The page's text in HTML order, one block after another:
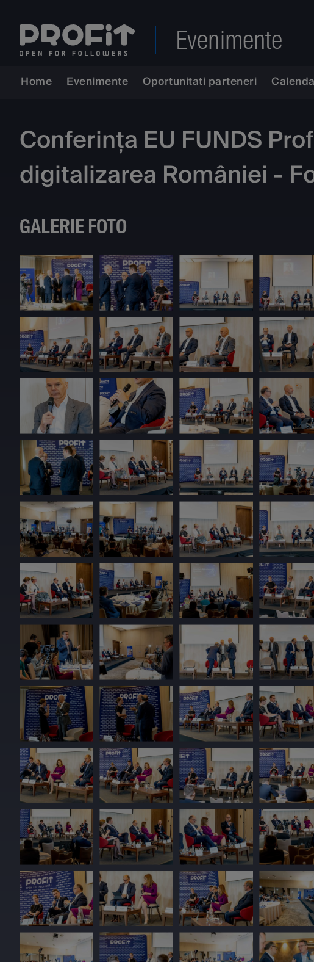
Evenimente
Home Evenimente Oportunitati parteneri
Conferința EU FUNDS
digitalizarea României -
GALERIE FOTO